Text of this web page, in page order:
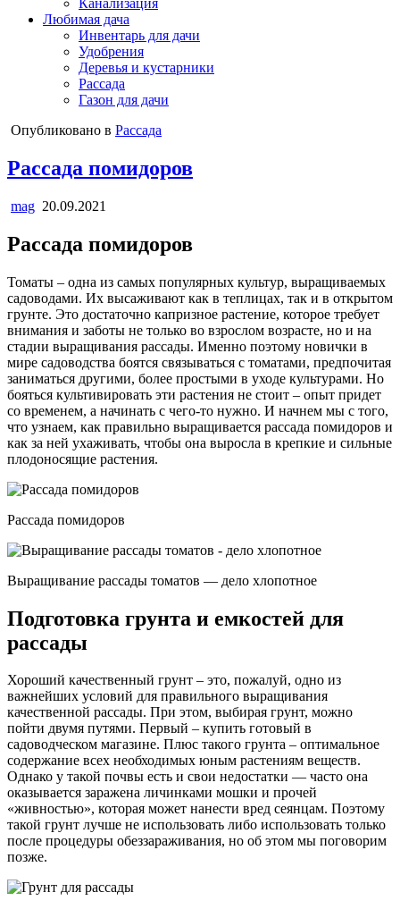
Канализация
Любимая дача
Инвентарь для дачи
Удобрения
Деревья и кустарники
Рассада
Газон для дачи
Опубликовано в Рассада
Рассада помидоров
mag 20.09.2021
Рассада помидоров
Томаты – одна из самых популярных культур, выращиваемых
садоводами. Их высаживают как в теплицах, так и в открытом
грунте. Это достаточно капризное растение, которое требует
внимания и заботы не только во взрослом возрасте, но и на
стадии выращивания рассады. Именно поэтому новички в
мире садоводства боятся связываться с томатами, предпочитая
заниматься другими, более простыми в уходе культурами. Но
бояться культивировать эти растения не стоит – опыт придет
со временем, а начинать с чего-то нужно. И начнем мы с того,
что узнаем, как правильно выращивается рассада помидоров и
как за ней ухаживать, чтобы она выросла в крепкие и сильные
плодоносящие растения.
Рассада помидоров
Выращивание рассады томатов — дело хлопотное
Подготовка грунта и емкостей для
рассады
Хороший качественный грунт – это, пожалуй, одно из
важнейших условий для правильного выращивания
качественной рассады. При этом, выбирая грунт, можно
пойти двумя путями. Первый – купить готовый в
садоводческом магазине. Плюс такого грунта – оптимальное
содержание всех необходимых юным растениям веществ.
Однако у такой почвы есть и свои недостатки — часто она
оказывается заражена личинками мошки и прочей
«живностью», которая может нанести вред сеянцам. Поэтому
такой грунт лучше не использовать либо использовать только
после процедуры обеззараживания, но об этом мы поговорим
позже.